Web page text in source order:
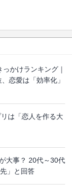
かけランキング｜
恋愛は「効率化」
は「恋人を作る大
大事？ 20代～30代
」と回答